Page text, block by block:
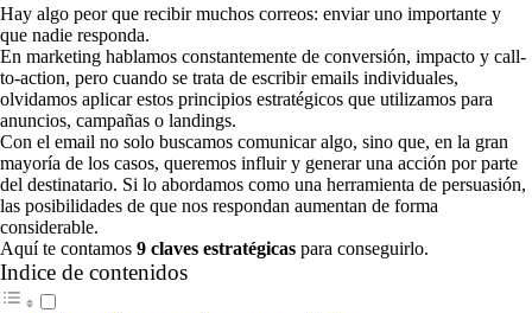
Hay algo peor que recibir muchos correos: enviar uno importante y
que nadie responda.
En marketing hablamos constantemente de conversión, impacto y call-
to-action, pero cuando se trata de escribir emails individuales,
olvidamos aplicar estos principios estratégicos que utilizamos para
anuncios, campañas o landings.
Con el email no solo buscamos comunicar algo, sino que, en la gran
mayoría de los casos, queremos influir y generar una acción por parte
del destinatario. Si lo abordamos como una herramienta de persuasión,
las posibilidades de que nos respondan aumentan de forma
considerable.
Aquí te contamos 9 claves estratégicas para conseguirlo.
Indice de contenidos